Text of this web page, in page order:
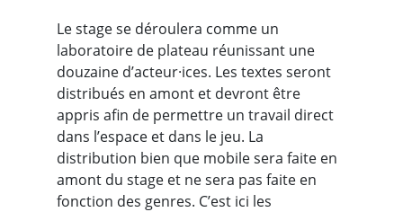
Le stage se déroulera comme un
laboratoire de plateau réunissant une
douzaine d’acteur·ices. Les textes seront
distribués en amont et devront être
appris afin de permettre un travail direct
dans l’espace et dans le jeu. La
distribution bien que mobile sera faite en
amont du stage et ne sera pas faite en
fonction des genres. C’est ici les